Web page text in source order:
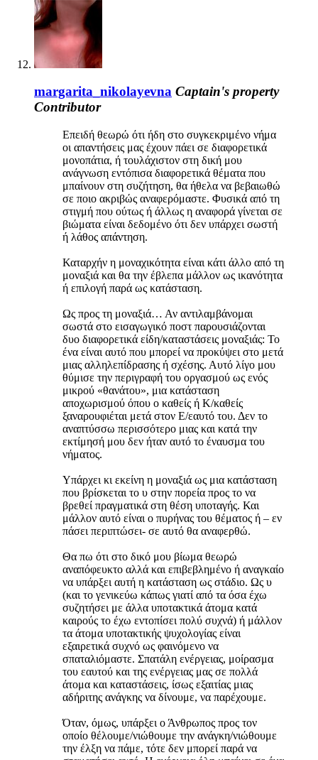
margarita_nikolayevna Captain's property
Contributor
Επειδή θεωρώ ότι ήδη στο συγκεκριμένο νήμα
οι απαντήσεις μας έχουν πάει σε διαφορετικά
μονοπάτια, ή τουλάχιστον στη δική μου
ανάγνωση εντόπισα διαφορετικά θέματα που
μπαίνουν στη συζήτηση, θα ήθελα να βεβαιωθώ
σε ποιο ακριβώς αναφερόμαστε. Φυσικά από τη
στιγμή που ούτως ή άλλως η αναφορά γίνεται σε
βιώματα είναι δεδομένο ότι δεν υπάρχει σωστή
ή λάθος απάντηση.
Καταρχήν η μοναχικότητα είναι κάτι άλλο από τη
μοναξιά και θα την έβλεπα μάλλον ως ικανότητα
ή επιλογή παρά ως κατάσταση.
Ως προς τη μοναξιά… Αν αντιλαμβάνομαι
σωστά στο εισαγωγικό ποστ παρουσιάζονται
δυο διαφορετικά είδη/καταστάσεις μοναξιάς: Το
ένα είναι αυτό που μπορεί να προκύψει στο μετά
μιας αλληλεπίδρασης ή σχέσης. Αυτό λίγο μου
θύμισε την περιγραφή του οργασμού ως ενός
μικρού «θανάτου», μια κατάσταση
αποχωρισμού όπου ο καθείς ή Κ/καθείς
ξαναρουφιέται μετά στον Ε/εαυτό του. Δεν το
αναπτύσσω περισσότερο μιας και κατά την
εκτίμησή μου δεν ήταν αυτό το έναυσμα του
νήματος.
Υπάρχει κι εκείνη η μοναξιά ως μια κατάσταση
που βρίσκεται το υ στην πορεία προς το να
βρεθεί πραγματικά στη θέση υποταγής. Και
μάλλον αυτό είναι ο πυρήνας του θέματος ή – εν
πάσει περιπτώσει- σε αυτό θα αναφερθώ.
Θα πω ότι στο δικό μου βίωμα θεωρώ
αναπόφευκτο αλλά και επιβεβλημένο ή αναγκαίο
να υπάρξει αυτή η κατάσταση ως στάδιο. Ως υ
(και το γενικεύω κάπως γιατί από τα όσα έχω
συζητήσει με άλλα υποτακτικά άτομα κατά
καιρούς το έχω εντοπίσει πολύ συχνά) ή μάλλον
τα άτομα υποτακτικής ψυχολογίας είναι
εξαιρετικά συχνό ως φαινόμενο να
σπαταλιόμαστε. Σπατάλη ενέργειας, μοίρασμα
του εαυτού και της ενέργειας μας σε πολλά
άτομα και καταστάσεις, ίσως εξαιτίας μιας
αδήριτης ανάγκης να δίνουμε, να παρέχουμε.
Όταν, όμως, υπάρξει ο Άνθρωπος προς τον
οποίο θέλουμε/νιώθουμε την ανάγκη/νιώθουμε
την έλξη να πάμε, τότε δεν μπορεί παρά να